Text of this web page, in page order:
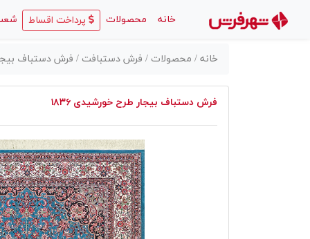
خانه
(current) محصولات پرداخت اقساط
خانه / محصولات / فرش دستبافت / فرش دستباف بیجار
فرش دستباف بیجار طرح خورشیدی ۱۸۳۶